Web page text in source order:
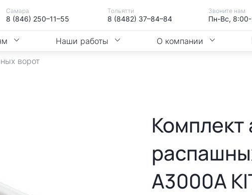
Самара
8 (846) 250–11–55
Тольятти
8 (8482) 37–84–84
Звоните нам
Пн-Вс,
Наши работы О компании
ворот
Комплект
А3000А